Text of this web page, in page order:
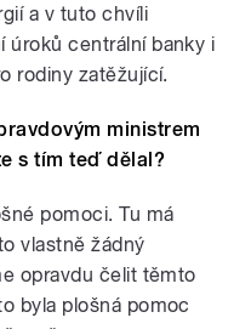
a v tuto chvíli
úroků centrální banky i
rodiny zatěžující.
ministrem
s tím teď dělal?
pomoci. Tu má
vlastně žádný
opravdu čelit těmto
byla plošná pomoc